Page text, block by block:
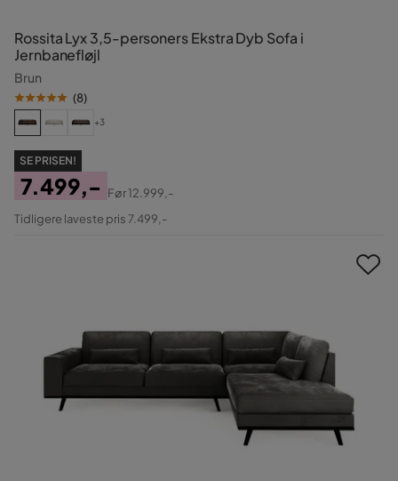
Rossita Lyx 3,5-personers Ekstra Dyb Sofa i
Jernbanefløjl
Brun
(8)
+3
SE PRISEN!
Pris
7.499,-
Original
Før12.999,-
Tidligere laveste pris 7.499,-